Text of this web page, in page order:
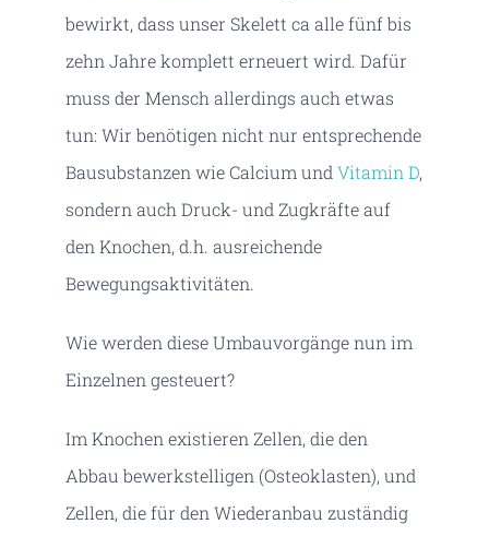
bewirkt, dass unser Skelett ca alle fünf bis
zehn Jahre komplett erneuert wird. Dafür
muss der Mensch allerdings auch etwas
tun: Wir benötigen nicht nur entsprechende
Bausubstanzen wie Calcium undVitamin D,
sondern auch Druck- und Zugkräfte auf
den Knochen, d.h. ausreichende
Bewegungsaktivitäten.
Wie werden diese Umbauvorgänge nun im
Einzelnen gesteuert?
Im Knochen existieren Zellen, die den
Abbau bewerkstelligen (Osteoklasten), und
Zellen, die für den Wiederanbau zuständig